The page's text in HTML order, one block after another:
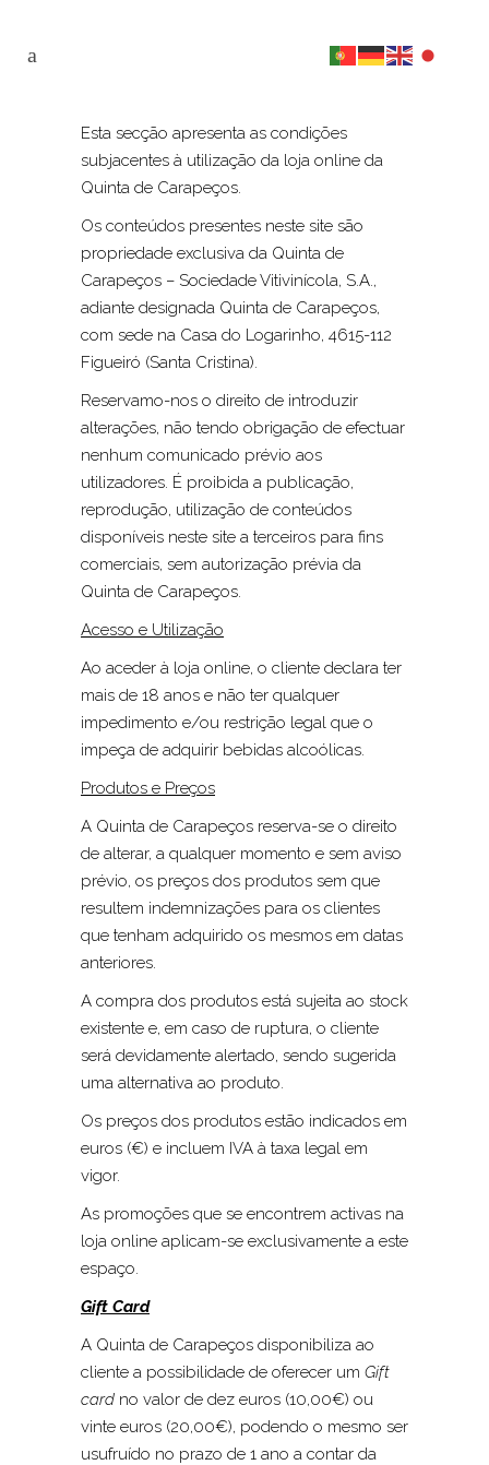
Esta secção apresenta as condições
subjacentes à utilização da loja online da
Quinta de Carapeços.
Os conteúdos presentes neste site são
propriedade exclusiva da Quinta de
Carapeços – Sociedade Vitivinícola, S.A.,
adiante designada Quinta de Carapeços,
com sede na Casa do Logarinho, 4615-112
Figueiró (Santa Cristina).
Reservamo-nos o direito de introduzir
alterações, não tendo obrigação de efectuar
nenhum comunicado prévio aos
utilizadores. É proibida a publicação,
reprodução, utilização de conteúdos
disponíveis neste site a terceiros para fins
comerciais, sem autorização prévia da
Quinta de Carapeços.
Acesso e Utilização
Ao aceder à loja online, o cliente declara ter
mais de 18 anos e não ter qualquer
impedimento e/ou restrição legal que o
impeça de adquirir bebidas alcoólicas.
Produtos e Preços
A Quinta de Carapeços reserva-se o direito
de alterar, a qualquer momento e sem aviso
prévio, os preços dos produtos sem que
resultem indemnizações para os clientes
que tenham adquirido os mesmos em datas
anteriores.
A compra dos produtos está sujeita ao stock
existente e, em caso de ruptura, o cliente
será devidamente alertado, sendo sugerida
uma alternativa ao produto.
Os preços dos produtos estão indicados em
euros (€) e incluem IVA à taxa legal em
vigor.
As promoções que se encontrem activas na
loja online aplicam-se exclusivamente a este
espaço.
Gift Card
A Quinta de Carapeços disponibiliza ao
cliente a possibilidade de oferecer um Gift
card no valor de dez euros (10,00€) ou
vinte euros (20,00€), podendo o mesmo ser
usufruído no prazo de 1 ano a contar da